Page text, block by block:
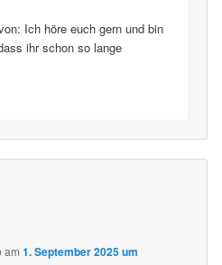
Ich höre euch gern und bin
ihr schon so lange
am1. September 2025 um